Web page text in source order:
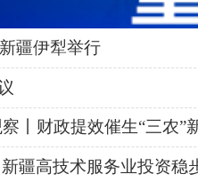
疆伊犁举行
丨财政提效催生“三农”
疆高技术服务业投资稳